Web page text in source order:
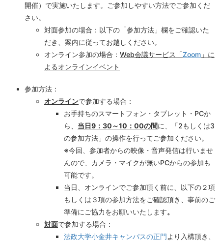
開催）で実施いたします。ご参加しやすい方法でご参加くだ
さい。
対面参加の場合：以下の「参加方法」欄をご確認いた
だき、案内に従ってお越しください。
オンライン参加の場合： Web会議サービス「Zoom 」に
よるオンラインイベント
参加方法：
オンラインで参加する場合：
お手持ちのスマートフォン・タブレット・PCか
ら、 当日9：30～10：00の間に、「2もしくは3
の参加方法」の操作を行ってご参加ください。
※今回、参加者からの映像・音声発信は行いませ
んので、カメラ・マイクが無いPCからの参加も
可能です。
当日、オンラインでご参加頂く前に、以下の２項
もしくは３項の参加方法をご確認頂き、事前のご
準備にご協力をお願いいたします。
対面で参加する場合：
法政大学小金井キャンパスの正門より入構頂き、